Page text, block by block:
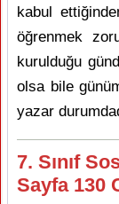
kabul
öğrenmek
kurulduğu
olsa bile
yazar
7. Sınıf
Sayfa 130